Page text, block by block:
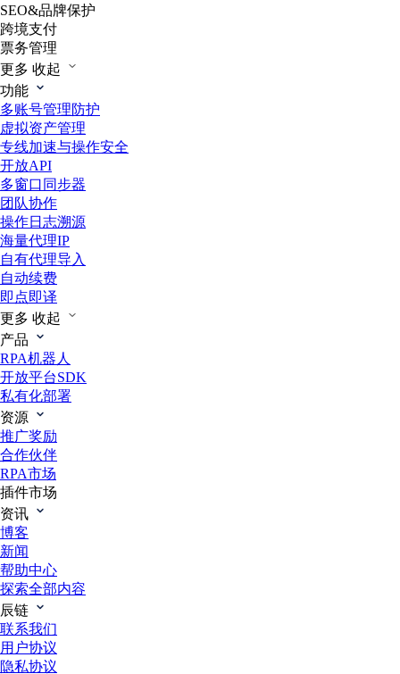
SEO&品牌保护
跨境支付
票务管理
更多 收起
功能
多账号管理防护
虚拟资产管理
专线加速与操作安全
开放API
多窗口同步器
团队协作
操作日志溯源
海量代理IP
自有代理导入
自动续费
即点即译
更多 收起
产品
RPA机器人
开放平台SDK
私有化部署
资源
推广奖励
合作伙伴
RPA市场
插件市场
资讯
博客
新闻
帮助中心
探索全部内容
辰链
联系我们
用户协议
隐私协议